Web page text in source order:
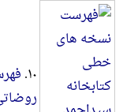
۱۰.